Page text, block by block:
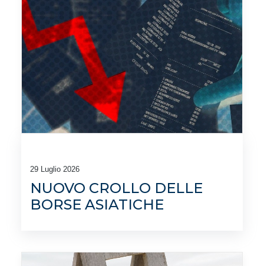
29 Luglio 2026
NUOVO CROLLO DELLE
BORSE ASIATICHE